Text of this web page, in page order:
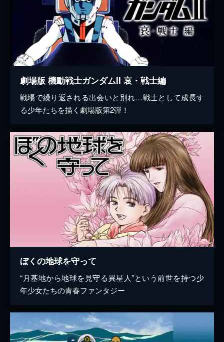
劇場版 機動戦士ガンダムII 哀・戦士編
戦場で繰り返される出会いと別れ…戦士として成長す
る少年たちを描く劇場版第2弾！
ぼくの地球を守って
“月基地から地球を見守る異星人”という前世を持つ少
年少女たちの青春ファンタジー